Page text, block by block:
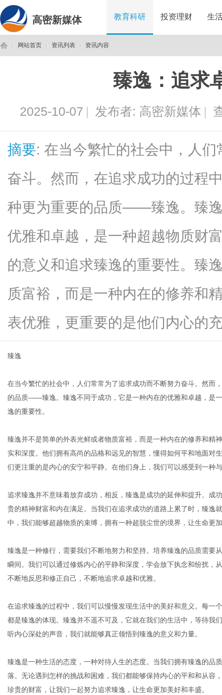
高密新媒体 教育科研 投资理财 生
网站首页 资讯列表 资讯内容
臻逸：追求
2025-10-07 | 发布者: 高密新媒体 |
摘要: 在当今繁忙的社会中，人
奋斗。然而，在追求成功的过程
种更为重要的品质——臻逸。臻
优雅和卓越，是一种超越物质财
的意义和追求臻逸的重要性。臻
质富裕，而是一种内在的修养和
表优雅，更重要的是他们内心的
臻逸
在当今繁忙的社会中，人们常常为了追求成功而不断努力奋斗。然而
的品质——臻逸。臻逸不同于成功，它是一种内在的优雅和卓越，是
逸的重要性。
臻逸并不是简单的外表光鲜或者物质富裕，而是一种内在的修养和精
实和深度。他们拥有高尚的品格和远见的智慧，懂得如何平和地面对
们更注重的是内心的安宁和平静。在他们身上，我们可以感受到一种
追求臻逸并不意味着放弃成功，相反，臻逸是成功的延伸和提升。成
贵的精神财富和内在满足。当我们在追求成功的道路上累了时，臻逸
中，我们能够超越物质的束缚，拥有一种超脱尘世的境界，让生命更
臻逸是一种修行，需要我们不断地努力和坚持。培养臻逸的品质需要
瞬间。我们可以通过修炼内心的平静和深度，学会放下执念和纷扰，
不断地反思和修正自己，不断地追求卓越和优雅。
在追求臻逸的过程中，我们可以慢慢发现生活中的美好和意义。每一
都是臻逸的体现。臻逸并不遥不可及，它就在我们的生活中，等待我
听内心深处的声音，我们就能够真正领悟到臻逸的意义和力量。
臻逸是一种生活的态度，一种对待人生的态度。当我们拥有臻逸的品
落。无论遇到怎样的挑战和困难，我们都能够保持内心的平和和从容
珍贵的财富，让我们一起努力追求臻逸，让生命更加美好和丰盛。